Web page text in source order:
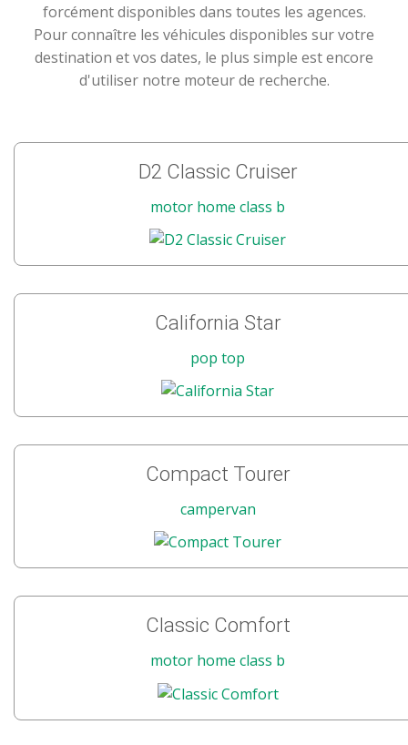
forcément disponibles dans toutes les agences.
Pour connaître les véhicules disponibles sur votre
destination et vos dates, le plus simple est encore
d'utiliser notre moteur de recherche.
D2 Classic Cruiser
motor home class b
California Star
pop top
Compact Tourer
campervan
Classic Comfort
motor home class b